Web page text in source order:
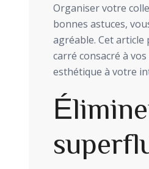
Organiser votre
bonnes astuces,
agréable. Cet
carré consacré à
esthétique à votre